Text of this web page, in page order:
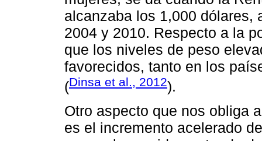
alcanzaba los 1,000 dólares,
2004 y 2010. Respecto a la
que los niveles de peso
favorecidos, tanto en los
(Dinsa et al., 2012).
Otro aspecto que nos obliga
es el incremento acelerado